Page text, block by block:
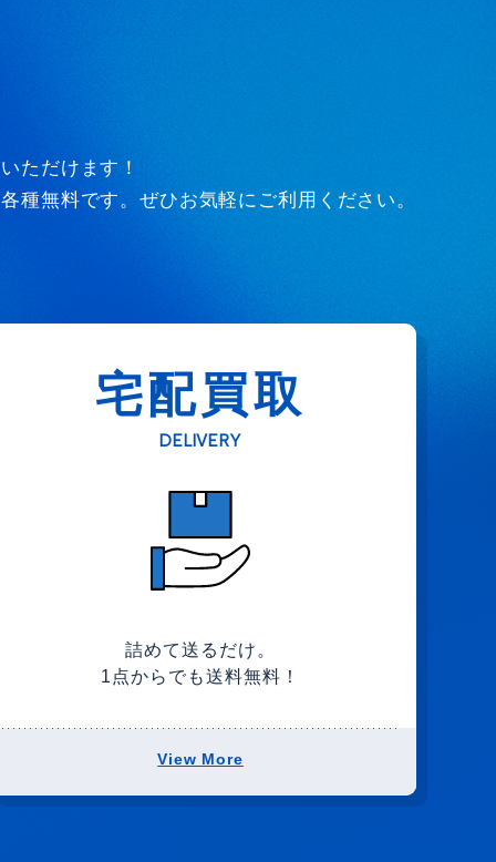
ただけます！
種無料です。ぜひお気軽にご利用ください。
宅配買取
DELIVERY
詰めて送るだけ。
1点からでも送料無料！
View More